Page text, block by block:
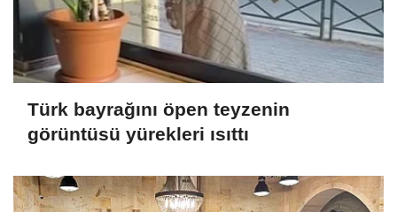
Türk bayrağını öpen teyzenin
görüntüsü yürekleri ısıttı